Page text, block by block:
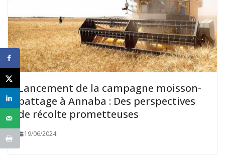
Lancement de la campagne moisson-
battage à Annaba : Des perspectives
de récolte prometteuses
19/06/2024